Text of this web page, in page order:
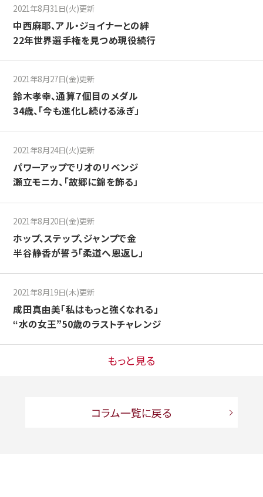
2021年8月31日(火)更新
中西麻耶、アル・ジョイナーとの絆
22年世界選手権を見つめ現役続行
2021年8月27日(金)更新
鈴木孝幸、通算７個目のメダル
34歳、「今も進化し続ける泳ぎ」
2021年8月24日(火)更新
パワーアップでリオのリベンジ
瀬立モニカ、「故郷に錦を飾る」
2021年8月20日(金)更新
ホップ、ステップ、ジャンプで金
半谷静香が誓う「柔道へ恩返し」
2021年8月19日(木)更新
成田真由美「私はもっと強くなれる」
“水の女王”50歳のラストチャレンジ
もっと見る
コラム一覧に戻る